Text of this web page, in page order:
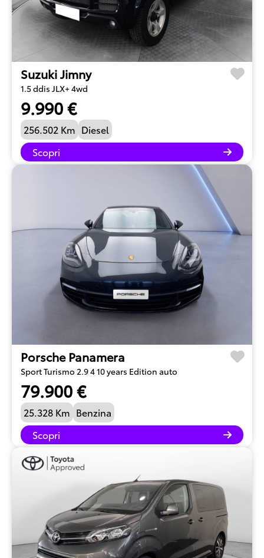
Suzuki Jimny
1.5 ddis JLX+ 4wd
9.990 €
256.502 Km Diesel
Scopri
Porsche Panamera
Sport Turismo 2.9 4 10 years Edition auto
79.900 €
25.328 Km Benzina
Scopri